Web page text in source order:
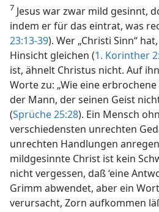
7 Jesus war zwar mild gesinnt,
indem er für das eintrat, was
23:13-39). Wer „Christi Sinn“
Hinsicht gleichen (1. Korinther
ist, ähnelt Christus nicht. Auf
Worte zu: „Wie eine
der Mann, der seinen Geist
(Sprüche 25:28). Ein Mensch
verschiedensten unrechten
unrechten Handlungen
mildgesinnte Christ ist kein
nicht vergessen, daß ‘eine
Grimm abwendet, aber ein
verursacht, Zorn aufkommen